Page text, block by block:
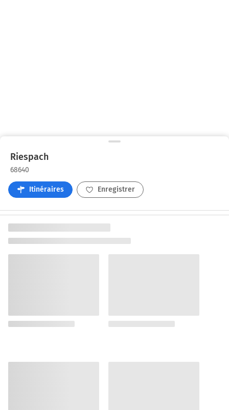
Riespach
68640
Itinéraires Enregistrer